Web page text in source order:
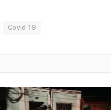
Covid-19